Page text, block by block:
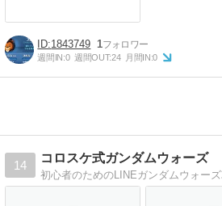
1843749 1
週間IN:0 週間OUT:24 月間IN:0
14
コロスケ式ガンダムウォーズ
初心者のためのLINEガンダムウォー